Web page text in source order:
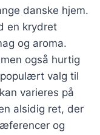
danske hjem.
en krydret
og aroma.
også hurtig
valg til
varieres på
alsidig ret, der
og